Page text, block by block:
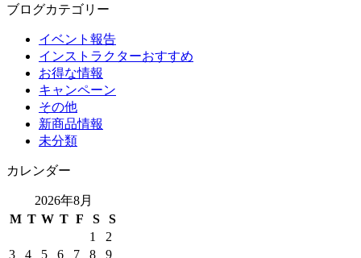
ブログカテゴリー
イベント報告
インストラクターおすすめ
お得な情報
キャンペーン
その他
新商品情報
未分類
カレンダー
2026年8月
M T W T F S
S
1
2
3
4 5 6 7 8 9